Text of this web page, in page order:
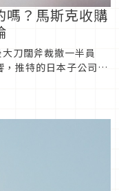
嗎？馬斯克收購
刀闊斧裁撤一半員
推特的日本子公司
去常見的推特新聞與